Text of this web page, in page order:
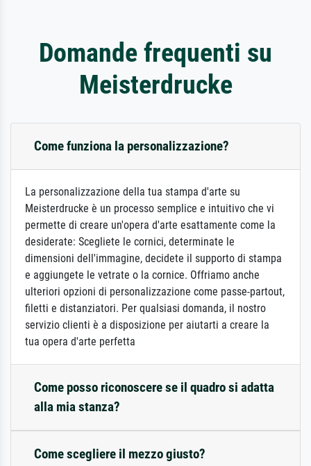
Domande frequenti su
Meisterdrucke
Come funziona la personalizzazione?
La personalizzazione della tua stampa d'arte su
Meisterdrucke è un processo semplice e intuitivo che vi
permette di creare un'opera d'arte esattamente come la
desiderate: Scegliete le cornici, determinate le
dimensioni dell'immagine, decidete il supporto di stampa
e aggiungete le vetrate o la cornice. Offriamo anche
ulteriori opzioni di personalizzazione come passe-partout,
filetti e distanziatori. Per qualsiasi domanda, il nostro
servizio clienti è a disposizione per aiutarti a creare la
tua opera d'arte perfetta
Come posso riconoscere se il quadro si adatta
alla mia stanza?
Come scegliere il mezzo giusto?